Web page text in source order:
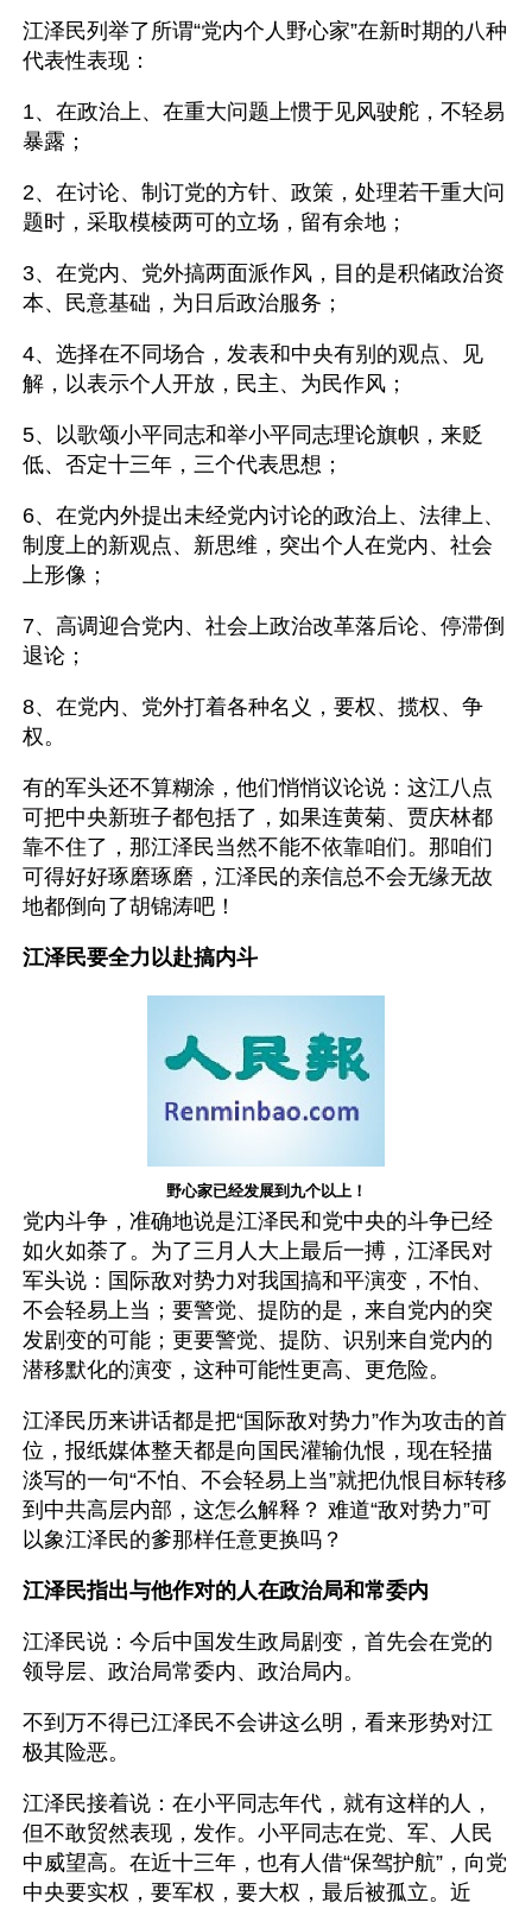
江泽民列举了所谓“党内个人野心家”在新时期的八种
代表性表现：
1、在政治上、在重大问题上惯于见风驶舵，不轻易
暴露；
2、在讨论、制订党的方针、政策，处理若干重大问
题时，采取模棱两可的立场，留有余地；
3、在党内、党外搞两面派作风，目的是积储政治资
本、民意基础，为日后政治服务；
4、选择在不同场合，发表和中央有别的观点、见
解，以表示个人开放，民主、为民作风；
5、以歌颂小平同志和举小平同志理论旗帜，来贬
低、否定十三年，三个代表思想；
6、在党内外提出未经党内讨论的政治上、法律上、
制度上的新观点、新思维，突出个人在党内、社会
上形像；
7、高调迎合党内、社会上政治改革落后论、停滞倒
退论；
8、在党内、党外打着各种名义，要权、揽权、争
权。
有的军头还不算糊涂，他们悄悄议论说：这江八点
可把中央新班子都包括了，如果连黄菊、贾庆林都
靠不住了，那江泽民当然不能不依靠咱们。那咱们
可得好好琢磨琢磨，江泽民的亲信总不会无缘无故
地都倒向了胡锦涛吧！
江泽民要全力以赴搞内斗
野心家已经发展到九个以上！
党内斗争，准确地说是江泽民和党中央的斗争已经
如火如荼了。为了三月人大上最后一搏，江泽民对
军头说：国际敌对势力对我国搞和平演变，不怕、
不会轻易上当；要警觉、提防的是，来自党内的突
发剧变的可能；更要警觉、提防、识别来自党内的
潜移默化的演变，这种可能性更高、更危险。
江泽民历来讲话都是把“国际敌对势力”作为攻击的首
位，报纸媒体整天都是向国民灌输仇恨，现在轻描
淡写的一句“不怕、不会轻易上当”就把仇恨目标转移
到中共高层内部，这怎么解释？ 难道“敌对势力”可
以象江泽民的爹那样任意更换吗？
江泽民指出与他作对的人在政治局和常委内
江泽民说：今后中国发生政局剧变，首先会在党的
领导层、政治局常委内、政治局内。
不到万不得已江泽民不会讲这么明，看来形势对江
极其险恶。
江泽民接着说：在小平同志年代，就有这样的人，
但不敢贸然表现，发作。小平同志在党、军、人民
中威望高。在近十三年，也有人借“保驾护航”，向党
中央要实权，要军权，要大权，最后被孤立。近